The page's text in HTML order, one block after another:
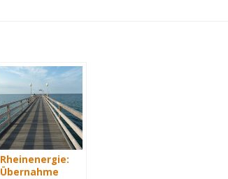
Rheinenergie:
Übernahme